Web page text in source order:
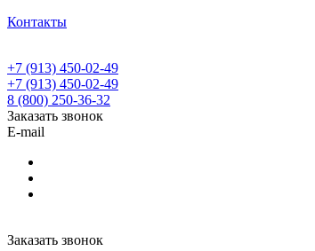
Контакты
+7 (913) 450-02-49
+7 (913) 450-02-49
8 (800) 250-36-32
Заказать звонок
E-mail
Заказать звонок